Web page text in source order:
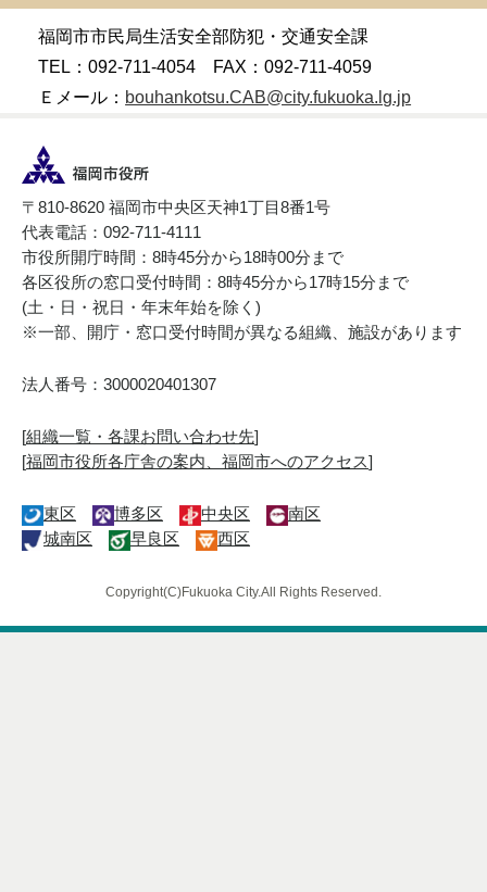
福岡市市民局生活安全部防犯・交通安全課
TEL：092-711-4054 FAX：092-711-4059
Ｅメール： bouhankotsu.CAB@city.fukuoka.lg.jp
〒810-8620 福岡市中央区天神1丁目8番1号
代表電話：092-711-4111
市役所開庁時間：8時45分から18時00分まで
各区役所の窓口受付時間：8時45分から17時15分まで
(土・日・祝日・年末年始を除く)
※一部、開庁・窓口受付時間が異なる組織、施設があります
法人番号：3000020401307
[組織一覧・各課お問い合わせ先]
[福岡市役所各庁舎の案内、福岡市へのアクセス]
東区 博多区 中央区
南区
城南区
早良区 西区
Copyright(C)Fukuoka City.All Rights Reserved.